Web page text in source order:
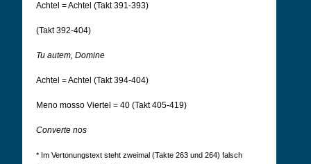
Achtel = Achtel (Takt 391-393)
(Takt 392-404)
Tu autem, Domine
Achtel = Achtel (Takt 394-404)
Meno mosso Viertel = 40 (Takt 405-419)
Converte nos
* Im Vertonungstext steht zweimal (Takte 263 und 264) falsch